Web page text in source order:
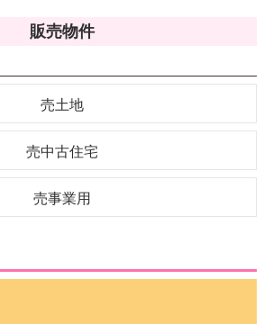
販売物件
売土地
売中古住宅
売事業用